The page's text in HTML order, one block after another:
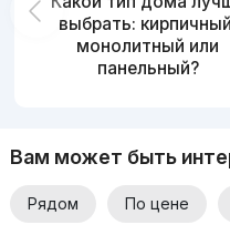
выбрать:
монолитный или
панельный?
Вам может быть
Рядом По цене